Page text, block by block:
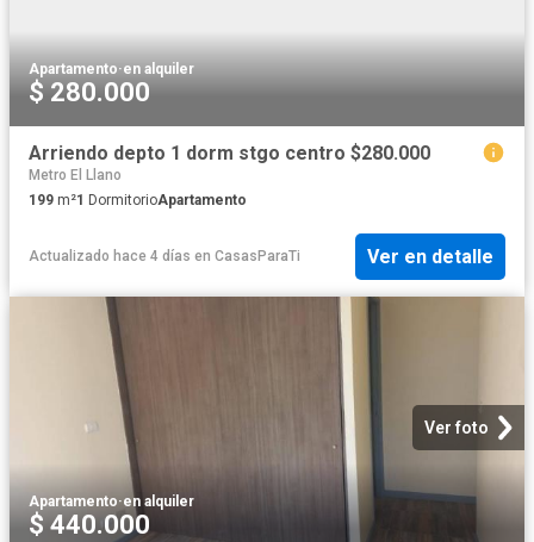
Apartamento·en alquiler
$ 280.000
Arriendo depto 1 dorm stgo centro $280.000
Metro El Llano
199 m²1 DormitorioApartamento
Actualizado hace 4 días en CasasParaTi Ver en detalle
Ver foto
Apartamento·en alquiler
$ 440.000